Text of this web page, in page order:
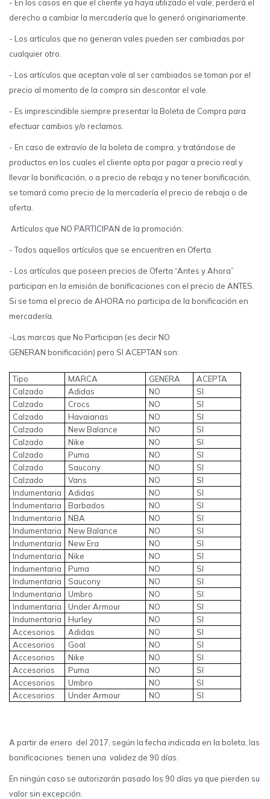
- En los casos en que el cliente ya haya utilizado el vale, perderá el
derecho a cambiar la mercadería que lo generó originariamente.
- Los artículos que no generan vales pueden ser cambiadas por
cualquier otro.
- Los artículos que aceptan vale al ser cambiados se toman por el
precio al momento de la compra sin descontar el vale.
- Es imprescindible siempre presentar la Boleta de Compra para
efectuar cambios y/o reclamos.
- En caso de extravío de la boleta de compra, y tratándose de
productos en los cuales el cliente opta por pagar a precio real y
llevar la bonificación, o a precio de rebaja y no tener bonificación,
se tomará como precio de la mercadería el precio de rebaja o de
oferta.
Artículos que NO PARTICIPAN de la promoción:
- Todos aquellos artículos que se encuentren en Oferta.
- Los artículos que poseen precios de Oferta “Antes y Ahora”
participan en la emisión de bonificaciones con el precio de ANTES.
Si se toma el precio de AHORA no participa de la bonificación en
mercadería.
-Las marcas que No Participan (es decir NO
GENERAN bonificación) pero SI ACEPTAN son:
Tipo MARCA GENERA
ACEPTA
Calzado
Adidas NO
SI
Calzado
Crocs NO
SI
Calzado
Havaianas NO
SI
Calzado
New Balance NO
SI
Calzado
Nike NO
SI
Calzado
Puma NO
SI
Calzado
Saucony NO
SI
Calzado
Vans NO
SI
Indumentaria
Adidas NO
SI
Indumentaria
Barbados NO
SI
Indumentaria
NBA NO
SI
Indumentaria
New Balance NO
SI
Indumentaria
New Era NO
SI
Indumentaria
Nike NO
SI
Indumentaria
Puma NO
SI
Indumentaria
Saucony NO
SI
Indumentaria
Umbro NO
SI
Indumentaria
Under Armour NO
SI
Indumentaria
Hurley NO
SI
Accesorios
Adidas NO
SI
Accesorios
Goal NO
SI
Accesorios
Nike NO
SI
Accesorios
Puma NO
SI
Accesorios
Umbro NO
SI
Accesorios
Under Armour NO SI
A partir de enero del 2017, según la fecha indicada en la boleta, las
bonificaciones tienen una validez de 90 días.
En ningún caso se autorizarán pasado los 90 días ya que pierden su
valor sin excepción.